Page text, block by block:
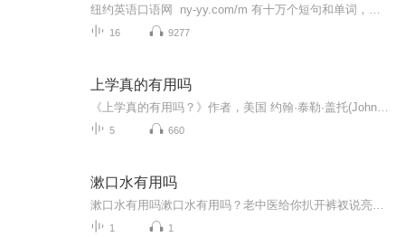
16 9277
上学真的有用吗
5 660
漱口水有用吗
1 1